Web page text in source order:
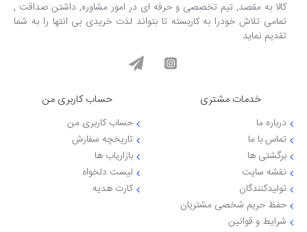
کالا به مقصد, تیم تخصصی و حرفه ای در امور مشاوره, داشتن صداقت ,
تمامی تلاش خودرا به کاربسته تا بتواند لذت خریدی بی انتها را به شما
تقدیم نماید
خدمات مشتری
درباره ما
تماس با ما
برگشتی ها
نقشه سایت
تولیدکنندگان
حفظ حریم شخصی مشتریان
شرایط و قوانین
حساب کاربری من
حساب کاربری من
تاریخچه سفارش
بازاریاب ها
لیست دلخواه
کارت هدیه